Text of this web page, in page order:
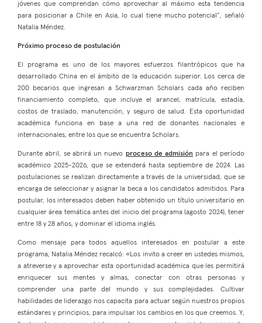
jóvenes que comprendan cómo aprovechar al máximo esta tendencia
para posicionar a Chile en Asia, lo cual tiene mucho potencial”, señaló
Natalia Méndez.
Próximo proceso de postulación
El programa es uno de los mayores esfuerzos filantrópicos que ha
desarrollado China en el ámbito de la educación superior. Los cerca de
200 becarios que ingresan a Schwarzman Scholars cada año reciben
financiamiento completo, que incluye el arancel, matrícula, estadía,
costos de traslado, manutención, y seguro de salud. Esta oportunidad
académica funciona en base a una red de donantes nacionales e
internacionales, entre los que se encuentra Scholars.
Durante abril, se abrirá un nuevo proceso de admisión para el período
académico 2025-2026, que se extenderá hasta septiembre de 2024. Las
postulaciones se realizan directamente a través de la universidad, que se
encarga de seleccionar y asignar la beca a los candidatos admitidos. Para
postular, los interesados deben haber obtenido un título universitario en
cualquier área temática antes del inicio del programa (agosto 2024), tener
entre 18 y 28 años, y dominar el idioma inglés.
Como mensaje para todos aquellos interesados en postular a este
programa, Natalia Méndez recalcó: «Los invito a creer en ustedes mismos,
a atreverse y a aprovechar esta oportunidad académica que les permitirá
enriquecer sus mentes y almas, conectar con otras personas y
comprender una parte del mundo y sus complejidades. Cultivar
habilidades de liderazgo nos capacita para actuar según nuestros propios
estándares y principios, para impulsar los cambios en los que creemos. Y,